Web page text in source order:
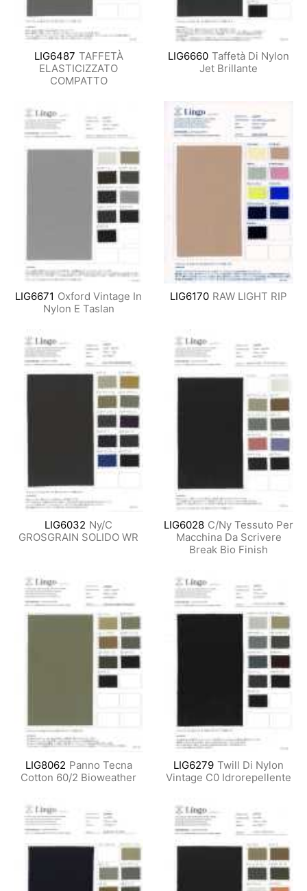
LIG6487 TAFFETÀ
ELASTICIZZATO
COMPATTO
LIG6660 Taffetà Di Nylon
Jet Brillante
LIG6671 Oxford Vintage In
Nylon E Taslan
LIG6170 RAW LIGHT RIP
LIG6032 Ny/C
GROSGRAIN SOLIDO WR
LIG6028 C/Ny Tessuto Per
Macchina Da Scrivere
Break Bio Finish
LIG8062 Panno Tecna
Cotton 60/2 Bioweather
LIG6279 Twill Di Nylon
Vintage C0 Idrorepellente